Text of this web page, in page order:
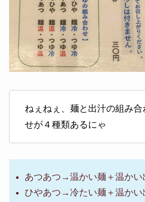
ねぇねぇ、麺と出汁の組み合
せが４種類あるにゃ
あつあつ→温かい麺＋温かい
ひやあつ→冷たい麺＋温かい